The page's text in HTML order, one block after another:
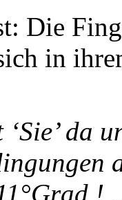
Die
in
da
!